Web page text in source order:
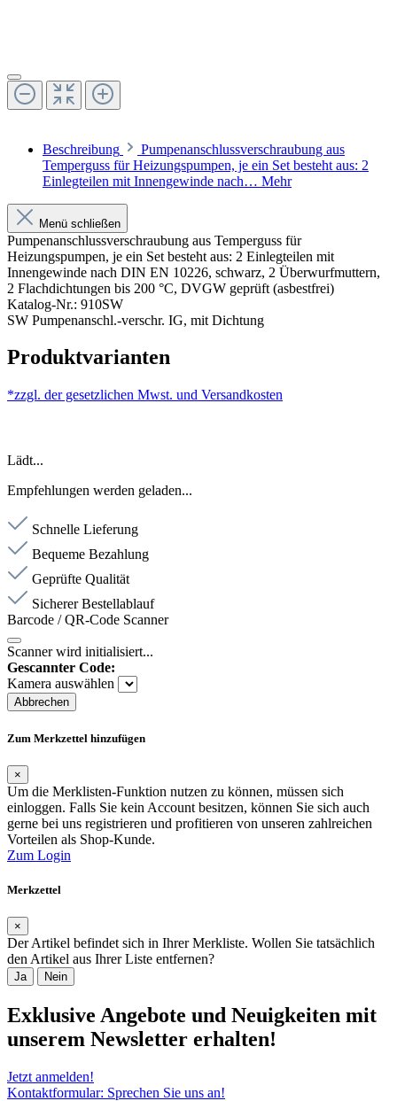
Beschreibung
Pumpenanschlussverschraubung aus
Temperguss für Heizungspumpen, je ein Set besteht aus: 2
Einlegteilen mit Innengewinde nach… Mehr
Menü schließen
Pumpenanschlussverschraubung aus Temperguss für
Heizungspumpen, je ein Set besteht aus: 2 Einlegteilen mit
Innengewinde nach DIN EN 10226, schwarz, 2 Überwurfmuttern,
2 Flachdichtungen bis 200 °C, DVGW geprüft (asbestfrei)
Katalog-Nr.: 910SW
SW Pumpenanschl.-verschr. IG, mit Dichtung
Produktvarianten
*zzgl. der gesetzlichen Mwst. und Versandkosten
Lädt...
Empfehlungen werden geladen...
Schnelle Lieferung
Bequeme Bezahlung
Geprüfte Qualität
Sicherer Bestellablauf
Barcode / QR-Code Scanner
Scanner wird initialisiert...
Gescannter Code:
Kamera auswählen
Abbrechen
Zum Merkzettel hinzufügen
×
Um die Merklisten-Funktion nutzen zu können, müssen sich
einloggen. Falls Sie kein Account besitzen, können Sie sich auch
gerne bei uns registrieren und profitieren von unseren zahlreichen
Vorteilen als Shop-Kunde.
Zum Login
Merkzettel
×
Der Artikel befindet sich in Ihrer Merkliste. Wollen Sie tatsächlich
den Artikel aus Ihrer Liste entfernen?
Ja Nein
Exklusive Angebote und Neuigkeiten mit
unserem Newsletter erhalten!
Jetzt anmelden!
Kontaktformular: Sprechen Sie uns an!